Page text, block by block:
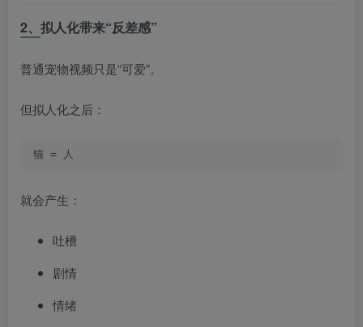
2、拟人化带来“反差感”
普通宠物视频只是“可爱”。
但拟人化之后：
猫 = 人
就会产生：
吐槽
剧情
情绪